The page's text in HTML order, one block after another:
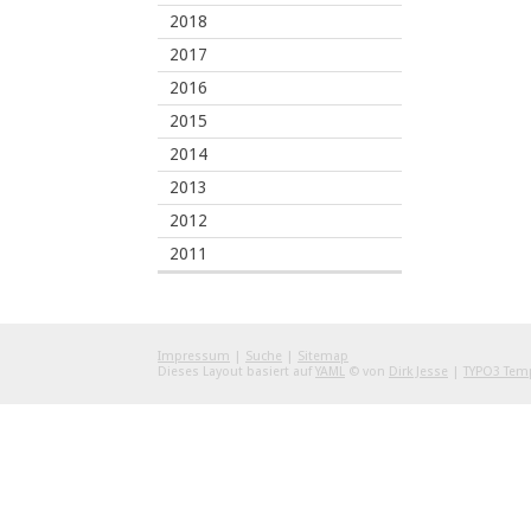
2018
2017
2016
2015
2014
2013
2012
2011
Impressum | Suche | Sitemap
Dieses Layout basiert auf YAML © von Dirk Jesse | TYPO3